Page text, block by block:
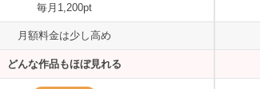
毎月1,200pt
月額料金は少し高め
どんな作品もほぼ見れる